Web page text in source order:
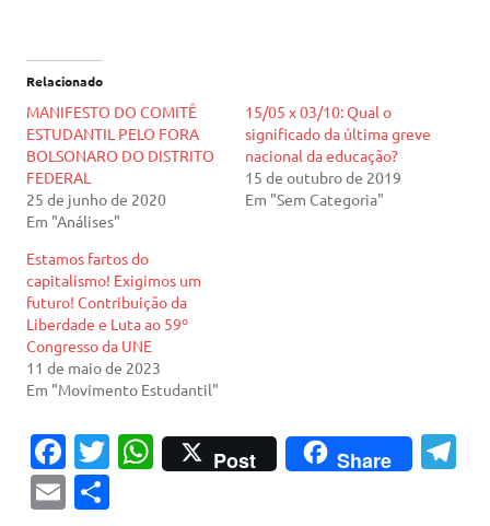
Relacionado
MANIFESTO DO COMITÊ
ESTUDANTIL PELO FORA
BOLSONARO DO DISTRITO
FEDERAL
25 de junho de 2020
Em "Análises"
15/05 x 03/10: Qual o
significado da última greve
nacional da educação?
15 de outubro de 2019
Em "Sem Categoria"
Estamos fartos do
capitalismo! Exigimos um
futuro! Contribuição da
Liberdade e Luta ao 59º
Congresso da UNE
11 de maio de 2023
Em "Movimento Estudantil"
Fa
c
T
W
Post Share
E